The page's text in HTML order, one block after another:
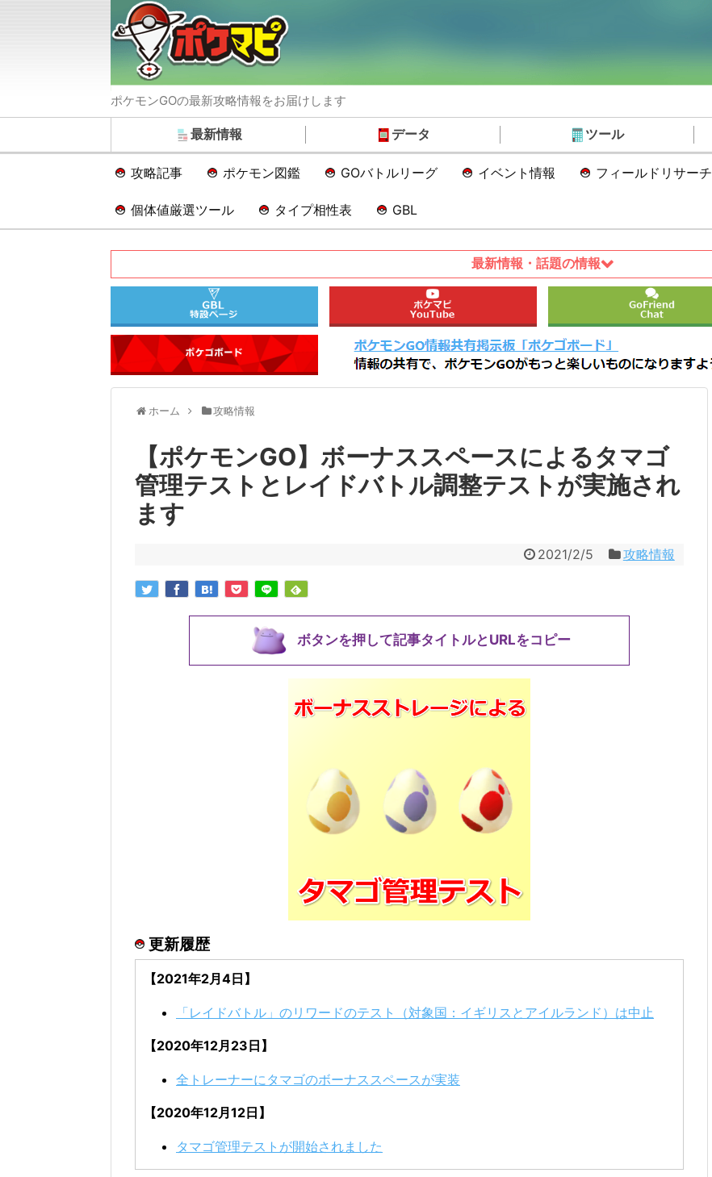
ポケモンGOの最新攻略情報をお届けします
最新情報 データ ツール
攻略記事 ポケモン図鑑 GOバトルリーグ イベント情報 フィールドリサーチ
個体値厳選ツール タイプ相性表 GBL
最新情報・話題の情報
ホーム 攻略情報
【ポケモンGO】ボーナススペースによるタマゴ
管理テストとレイドバトル調整テストが実施され
ます
2021/2/5 攻略情報
ボタンを押して記事タイトルとURLをコピー
更新履歴
【2021年2月4日】
「レイドバトル」のリワードのテスト（対象国：イギリスとアイルランド）は中止
【2020年12月23日】
全トレーナーにタマゴのボーナススペースが実装
【2020年12月12日】
タマゴ管理テストが開始されました